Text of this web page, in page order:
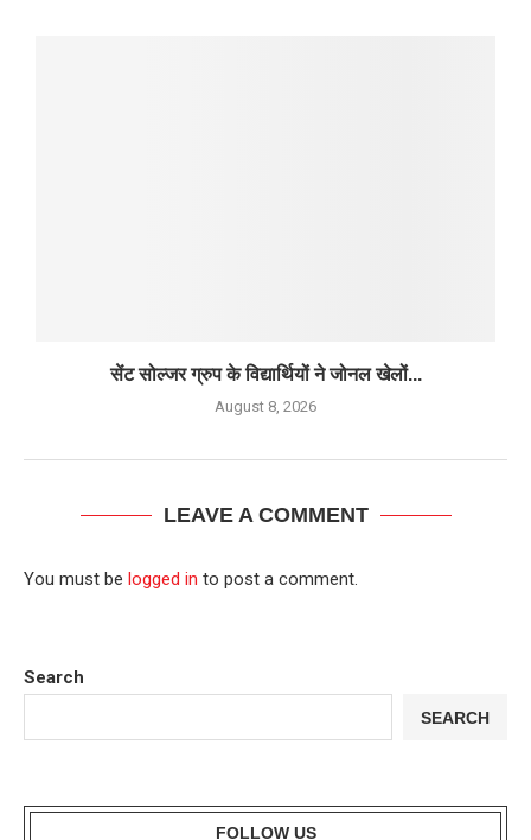
सेंट सोल्जर ग्रुप के विद्यार्थियों ने जोनल खेलों...
August 8, 2026
LEAVE A COMMENT
You must be logged in to post a comment.
Search
SEARCH
FOLLOW US